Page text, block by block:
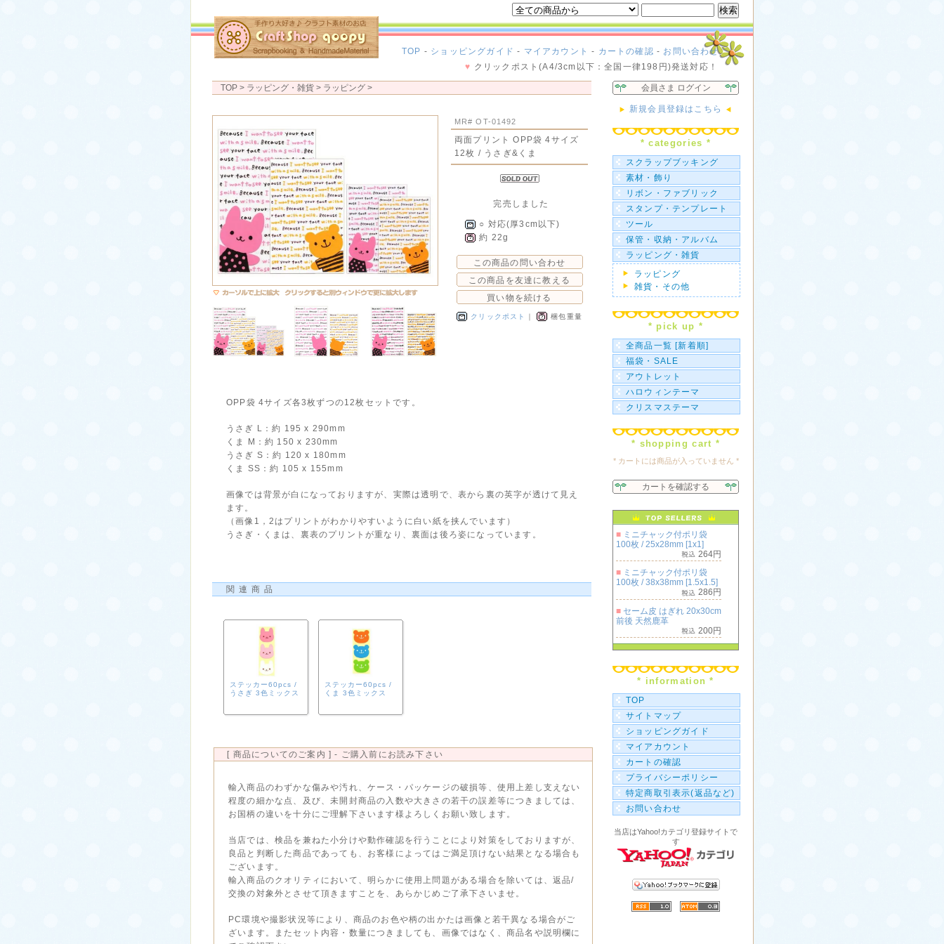
TOP - ショッピングガイド - マイアカウント - カートの確認 - お問い合わせ
♥ クリックポスト(A4/3cm以下：全国一律198円)発送対応！
TOP > ラッピング・雑貨 > ラッピング >
MR# OT-01492
両面プリント OPP袋 4サイズ
12枚 / うさぎ&くま
完売しました
○ 対応(厚3cm以下)
約 22g
この商品の問い合わせ
この商品を友達に教える
買い物を続ける
クリックポスト ｜ 梱包重量
OPP袋 4サイズ各3枚ずつの12枚セットです。
うさぎ L：約 195 x 290mm
くま M：約 150 x 230mm
うさぎ S：約 120 x 180mm
くま SS：約 105 x 155mm
画像では背景が白になっておりますが、実際は透明で、表から裏の英字が透けて見え
ます。
（画像1，2はプリントがわかりやすいように白い紙を挟んでいます）
うさぎ・くまは、裏表のプリントが重なり、裏面は後ろ姿になっています。
関連商品
ステッカー60pcs /
うさぎ 3色ミックス
ステッカー60pcs /
くま 3色ミックス
[ 商品についてのご案内 ] - ご購入前にお読み下さい
輸入商品のわずかな傷みや汚れ、ケース・パッケージの破損等、使用上差し支えない
程度の細かな点、及び、未開封商品の入数や大きさの若干の誤差等につきましては、
お国柄の違いを十分にご理解下さいます様よろしくお願い致します。
当店では、検品を兼ねた小分けや動作確認を行うことにより対策をしておりますが、
良品と判断した商品であっても、お客様によってはご満足頂けない結果となる場合も
ございます。
輸入商品のクオリティにおいて、明らかに使用上問題がある場合を除いては、返品/
交換の対象外とさせて頂きますことを、あらかじめご了承下さいませ。
PC環境や撮影状況等により、商品のお色や柄の出かたは画像と若干異なる場合がご
ざいます。またセット内容・数量につきましても、画像ではなく、商品名や説明欄に
会員さま ログイン
新規会員登録はこちら
* categories *
スクラップブッキング
素材・飾り
リボン・ファブリック
スタンプ・テンプレート
ツール
保管・収納・アルバム
ラッピング・雑貨
ラッピング
雑貨・その他
* pick up *
全商品一覧 [新着順]
福袋・SALE
アウトレット
ハロウィンテーマ
クリスマステーマ
* shopping cart *
* カートには商品が入っていません *
カートを確認する
■ ミニチャック付ポリ袋
100枚 / 25x28mm [1x1]
264円
■ ミニチャック付ポリ袋
100枚 / 38x38mm [1.5x1.5]
286円
■ セーム皮 はぎれ 20x30cm
前後 天然鹿革
200円
■ミニチャック付ポリ袋
396円
横長 ミニチャック付ポリ
袋 100枚 / 50x25mm [2x1]
286円
* information *
TOP
サイトマップ
ショッピングガイド
マイアカウント
カートの確認
プライバシーポリシー
特定商取引表示(返品など)
お問い合わせ
当店はYahoo!カテゴリ登録サイトで
す